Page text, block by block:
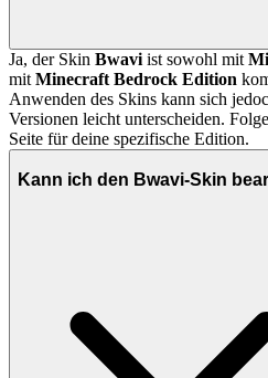
Ja, der Skin Bwavi ist sowohl mit
mit Minecraft Bedrock Edition
Anwenden des Skins kann sich
Versionen leicht unterscheiden.
Seite für deine spezifische Edition.
Kann ich den Bwavi-Skin